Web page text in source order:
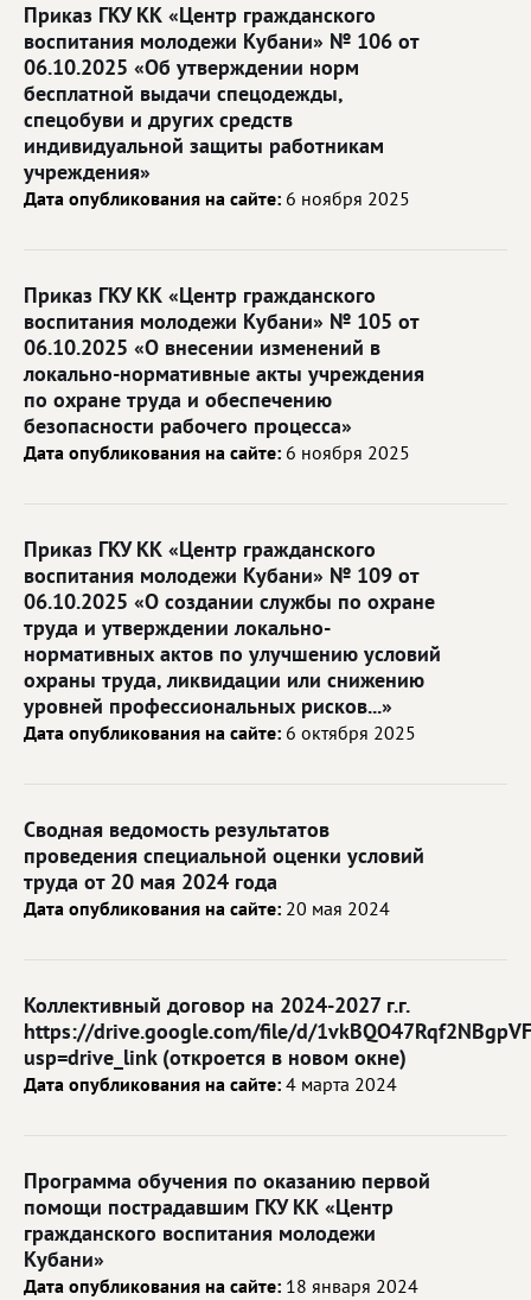
Приказ ГКУ КК «Центр гражданского
воспитания молодежи Кубани» № 106 от
06.10.2025 «Об утверждении норм
бесплатной выдачи спецодежды,
спецобуви и других средств
индивидуальной защиты работникам
учреждения»
Дата опубликования на сайте: 6 ноября 2025
Приказ ГКУ КК «Центр гражданского
воспитания молодежи Кубани» № 105 от
06.10.2025 «О внесении изменений в
локально-нормативные акты учреждения
по охране труда и обеспечению
безопасности рабочего процесса»
Дата опубликования на сайте: 6 ноября 2025
Приказ ГКУ КК «Центр гражданского
воспитания молодежи Кубани» № 109 от
06.10.2025 «О создании службы по охране
труда и утверждении локально-
нормативных актов по улучшению условий
охраны труда, ликвидации или снижению
уровней профессиональных рисков...»
Дата опубликования на сайте: 6 октября 2025
Сводная ведомость результатов
проведения специальной оценки условий
труда от 20 мая 2024 года
Дата опубликования на сайте: 20 мая 2024
Коллективный договор на 2024-2027 г.г.
https://drive.google.com/file/d/
usp=drive_link (откроется в новом окне)
Дата опубликования на сайте: 4 марта 2024
Программа обучения по оказанию первой
помощи пострадавшим ГКУ КК «Центр
гражданского воспитания молодежи
Кубани»
Дата опубликования на сайте: 18 января 2024